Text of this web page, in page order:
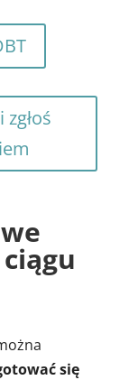
się